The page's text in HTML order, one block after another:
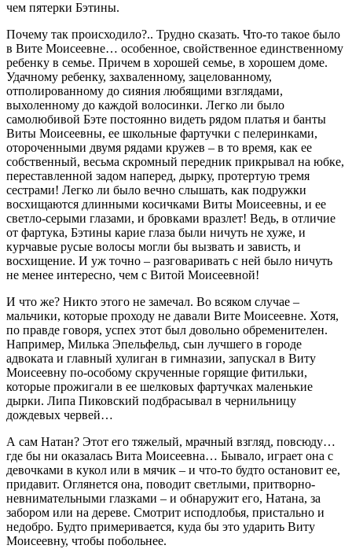
чем пятерки Бэтины.
Почему так происходило?.. Трудно сказать. Что-то такое было
в Вите Моисеевне… особенное, свойственное единственному
ребенку в семье. Причем в хорошей семье, в хорошем доме.
Удачному ребенку, захваленному, зацелованному,
отполированному до сияния любящими взглядами,
выхоленному до каждой волосинки. Легко ли было
самолюбивой Бэте постоянно видеть рядом платья и банты
Виты Моисеевны, ее школьные фартучки с пелеринками,
отороченными двумя рядами кружев – в то время, как ее
собственный, весьма скромный передник прикрывал на юбке,
переставленной задом наперед, дырку, протертую тремя
сестрами! Легко ли было вечно слышать, как подружки
восхищаются длинными косичками Виты Моисеевны, и ее
светло-серыми глазами, и бровками вразлет! Ведь, в отличие
от фартука, Бэтины карие глаза были ничуть не хуже, и
курчавые русые волосы могли бы вызвать и зависть, и
восхищение. И уж точно – разговаривать с ней было ничуть
не менее интересно, чем с Витой Моисеевной!
И что же? Никто этого не замечал. Во всяком случае –
мальчики, которые проходу не давали Вите Моисеевне. Хотя,
по правде говоря, успех этот был довольно обременителен.
Например, Милька Эпельфельд, сын лучшего в городе
адвоката и главный хулиган в гимназии, запускал в Виту
Моисеевну по-особому скрученные горящие фитильки,
которые прожигали в ее шелковых фартучках маленькие
дырки. Липа Пиковский подбрасывал в чернильницу
дождевых червей…
А сам Натан? Этот его тяжелый, мрачный взгляд, повсюду…
где бы ни оказалась Вита Моисеевна… Бывало, играет она с
девочками в кукол или в мячик – и что-то будто остановит ее,
придавит. Оглянется она, поводит светлыми, притворно-
невнимательными глазками – и обнаружит его, Натана, за
забором или на дереве. Смотрит исподлобья, пристально и
недобро. Будто примеривается, куда бы это ударить Виту
Моисеевну, чтобы побольнее.